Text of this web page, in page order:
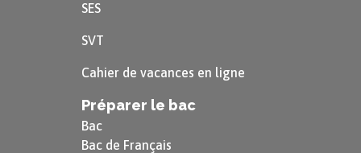
SES
SVT
Cahier de vacances en ligne
Préparer le bac
Bac
Bac de Français